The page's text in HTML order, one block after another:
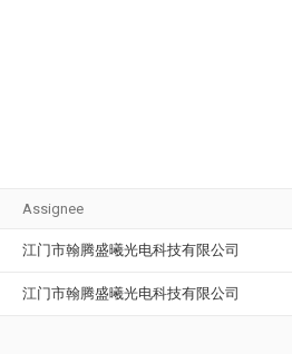
Assignee
江门市翰腾盛曦光电科技有限公司
江门市翰腾盛曦光电科技有限公司